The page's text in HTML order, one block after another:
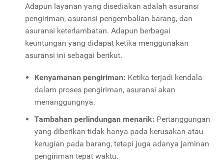
Adapun layanan yang disediakan adalah asuransi
pengiriman, asuransi pengembalian barang, dan
asuransi keterlambatan. Adapun berbagai
keuntungan yang didapat ketika menggunakan
asuransi ini sebagai berikut.
Kenyamanan pengiriman: Ketika terjadi kendala
dalam proses pengiriman, asuransi akan
menanggungnya.
Tambahan perlindungan menarik: Pertanggungan
yang diberikan tidak hanya pada kerusakan atau
kerugian pada barang, tetapi juga adanya jaminan
pengiriman tepat waktu.